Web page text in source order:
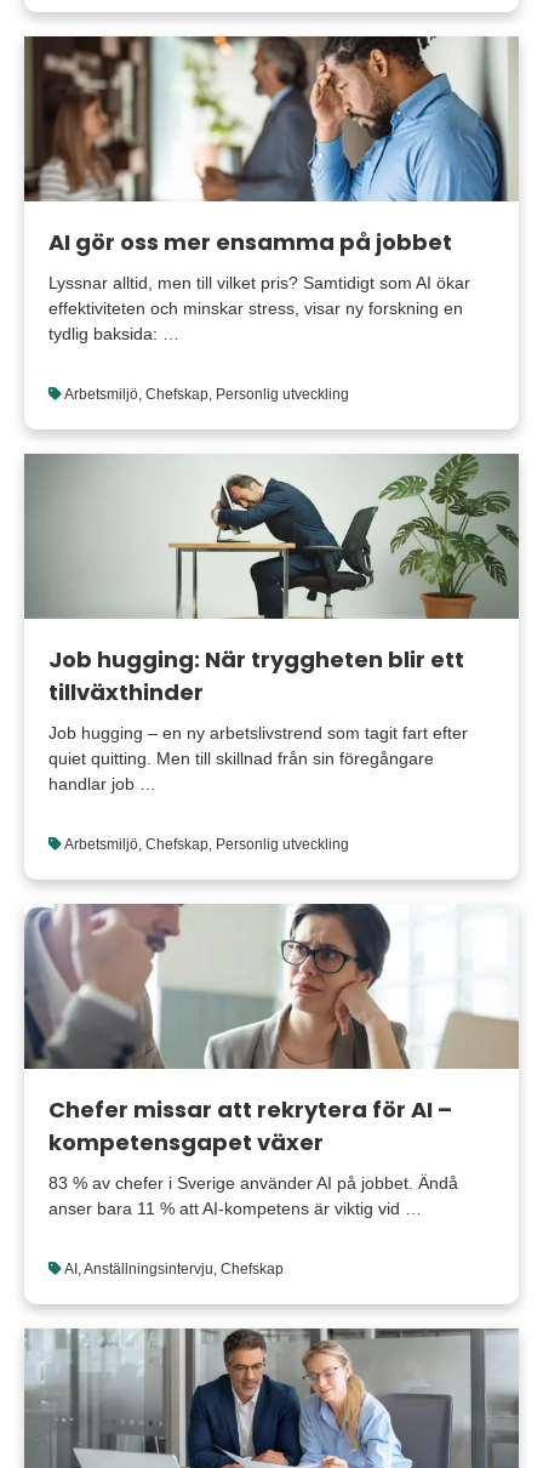
AI gör oss mer ensamma på jobbet
Lyssnar alltid, men till vilket pris? Samtidigt som AI ökar
effektiviteten och minskar stress, visar ny forskning en
tydlig baksida: …
Arbetsmiljö, Chefskap, Personlig utveckling
Job hugging: När tryggheten blir ett
tillväxthinder
Job hugging – en ny arbetslivstrend som tagit fart efter
quiet quitting. Men till skillnad från sin föregångare
handlar job …
Arbetsmiljö, Chefskap, Personlig utveckling
Chefer missar att rekrytera för AI –
kompetensgapet växer
83 % av chefer i Sverige använder AI på jobbet. Ändå
anser bara 11 % att AI-kompetens är viktig vid …
AI,Anställningsintervju, Chefskap